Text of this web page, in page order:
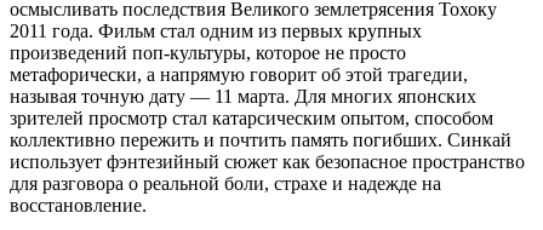
осмысливать последствия Великого землетрясения Тохоку
2011 года. Фильм стал одним из первых крупных
произведений поп-культуры, которое не просто
метафорически, а напрямую говорит об этой трагедии,
называя точную дату — 11 марта. Для многих японских
зрителей просмотр стал катарсическим опытом, способом
коллективно пережить и почтить память погибших. Синкай
использует фэнтезийный сюжет как безопасное пространство
для разговора о реальной боли, страхе и надежде на
восстановление.